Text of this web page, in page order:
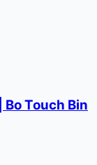
Touch Bin